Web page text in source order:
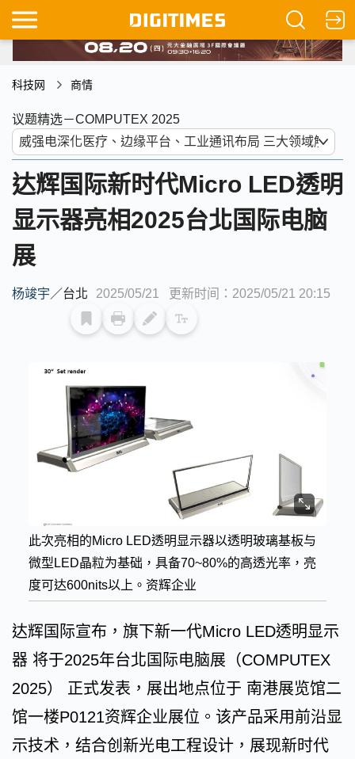
科技网 商情
议题精选－COMPUTEX 2025
达辉国际新时代Micro LED透明
显示器亮相2025台北国际电脑
展
杨竣宇／台北 2025/05/21 更新时间：2025/05/21 20:15
此次亮相的Micro LED透明显示器以透明玻璃基板与
微型LED晶粒为基础，具备70~80%的高透光率，亮
度可达600nits以上。资辉企业
达辉国际宣布，旗下新一代Micro LED透明显示
器 将于2025年台北国际电脑展（COMPUTEX
2025） 正式发表，展出地点位于 南港展览馆二
馆一楼P0121资辉企业展位。该产品采用前沿显
示技术，结合创新光电工程设计，展现新时代